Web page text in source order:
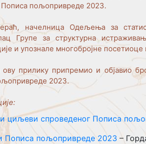
Пописа пољопривреде 2023.
начелница Одељења за
Групе за структурна
и упознале многобројне
прилику припремио и објавио
2023.
циљеви спроведеног Пописа
Пописа пољопривреде 2023 –